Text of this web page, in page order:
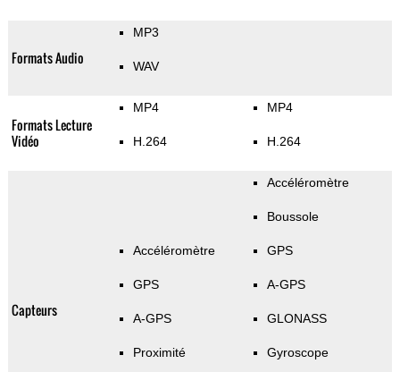
Formats Audio
MP3
WAV
Formats Lecture
Vidéo
MP4
H.264
MP4
H.264
Capteurs
Accéléromètre
GPS
A-GPS
Proximité
Accéléromètre
Boussole
GPS
A-GPS
GLONASS
Gyroscope